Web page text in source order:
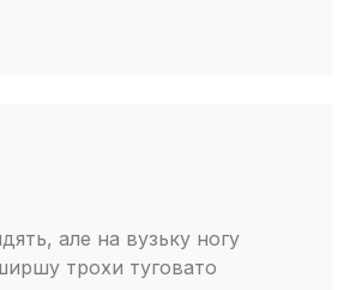
але на вузьку ногу
трохи туговато